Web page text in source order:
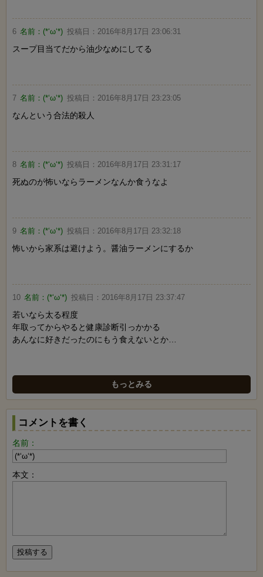
6 名前： (*‘ω‘*) 投稿日： 2016年8月17日 23:06:31
スープ目当てだから油少なめにしてる
7 名前： (*‘ω‘*) 投稿日： 2016年8月17日 23:23:05
なんという合法的殺人
8 名前： (*‘ω‘*) 投稿日： 2016年8月17日 23:31:17
死ぬのが怖いならラーメンなんか食うなよ
9 名前： (*‘ω‘*) 投稿日： 2016年8月17日 23:32:18
怖いから家系は避けよう。醤油ラーメンにするか
10 名前： (*‘ω‘*) 投稿日： 2016年8月17日 23:37:47
若いなら太る程度
年取ってからやると健康診断引っかかる
あんなに好きだったのにもう食えないとか…
もっとみる
コメントを書く
名前：
本文：